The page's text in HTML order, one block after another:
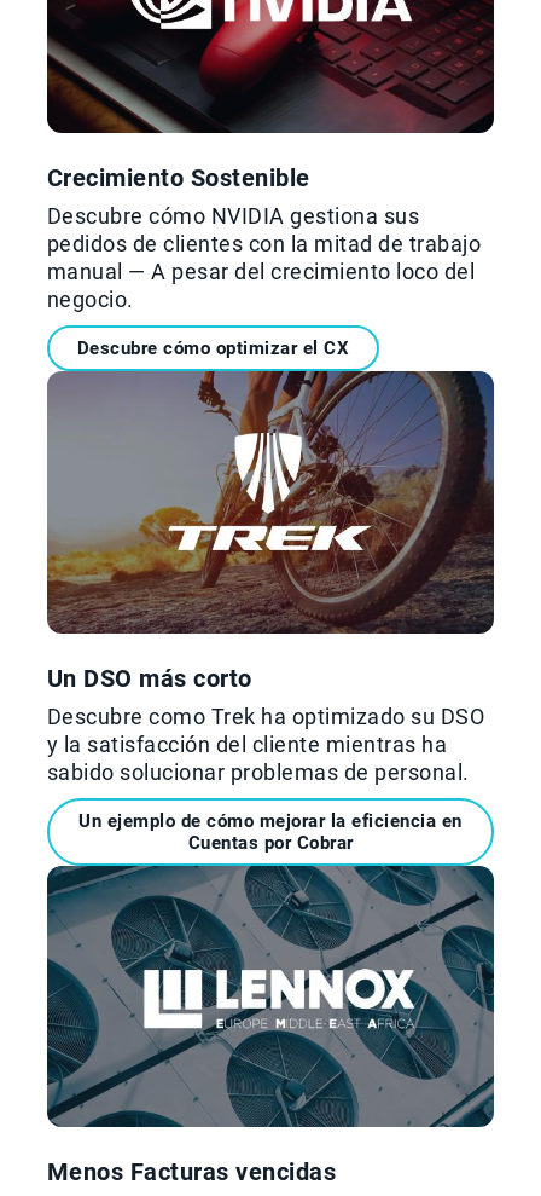
Crecimiento Sostenible
Descubre cómo NVIDIA gestiona sus
pedidos de clientes con la mitad de trabajo
manual — A pesar del crecimiento loco del
negocio.
Descubre cómo optimizar el CX
Un DSO más corto
Descubre como Trek ha optimizado su DSO
y la satisfacción del cliente mientras ha
sabido solucionar problemas de personal.
Un ejemplo de cómo mejorar la eficiencia en
Cuentas por Cobrar
Menos Facturas vencidas